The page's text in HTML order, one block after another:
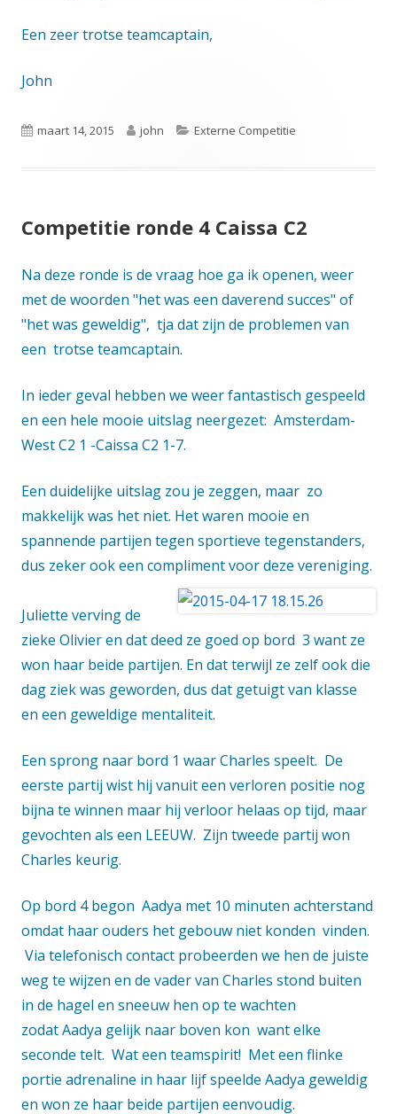
Een zeer trotse teamcaptain,
John
Gepubliceerd
maart 14, 2015 Auteur
john Categorieën
Externe Competitie
Competitie ronde 4 Caissa C2
Na deze ronde is de vraag hoe ga ik openen, weer
met de woorden "het was een daverend succes" of
"het was geweldig", tja dat zijn de problemen van
een trotse teamcaptain.
In ieder geval hebben we weer fantastisch gespeeld
en een hele mooie uitslag neergezet: Amsterdam-
West C2 1 -Caissa C2 1-7.
Een duidelijke uitslag zou je zeggen, maar zo
makkelijk was het niet. Het waren mooie en
spannende partijen tegen sportieve tegenstanders,
dus zeker ook een compliment voor deze vereniging.
Juliette verving de
zieke Olivier en dat deed ze goed op bord 3 want ze
won haar beide partijen. En dat terwijl ze zelf ook die
dag ziek was geworden, dus dat getuigt van klasse
en een geweldige mentaliteit.
Een sprong naar bord 1 waar Charles speelt. De
eerste partij wist hij vanuit een verloren positie nog
bijna te winnen maar hij verloor helaas op tijd, maar
gevochten als een LEEUW. Zijn tweede partij won
Charles keurig.
Op bord 4 begon Aadya met 10 minuten achterstand
omdat haar ouders het gebouw niet konden vinden.
Via telefonisch contact probeerden we hen de juiste
weg te wijzen en de vader van Charles stond buiten
in de hagel en sneeuw hen op te wachten
zodat Aadya gelijk naar boven kon want elke
seconde telt. Wat een teamspirit! Met een flinke
portie adrenaline in haar lijf speelde Aadya geweldig
en won ze haar beide partijen eenvoudig.